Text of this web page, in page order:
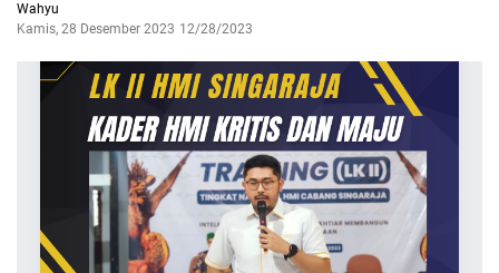
Wahyu
Kamis, 28 Desember 2023 12/28/2023